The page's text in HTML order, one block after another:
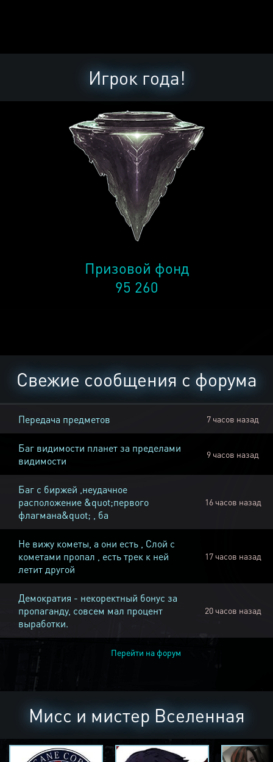
Игрок года!
Призовой фонд
95 260
Свежие сообщения с форума
Передача предметов 7 часов назад
Баг видимости планет за пределами
видимости
9 часов назад
Баг с биржей ,неудачное
расположение &quot;первого
флагмана&quot; , ба
16 часов назад
Не вижу кометы, а они есть , Слой с
кометами пропал , есть трек к ней
летит другой
17 часов назад
Демократия - некоректный бонус за
пропаганду, совсем мал процент
выработки.
20 часов назад
Перейти на форум
Мисс и мистер Вселенная